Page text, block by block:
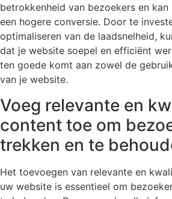
betrokkenheid van bezoekers en
een hogere conversie. Door te
optimaliseren van de laadsnelheid,
dat je website soepel en efficiënt
ten goede komt aan zowel de
van je website.
Voeg relevante en
content toe om
trekken en te
Het toevoegen van relevante en
uw website is essentieel om